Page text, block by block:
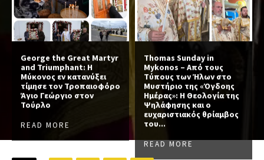
George the Great Martyr
and Triumphant: Η
Μύκονος εν κατανύξει
τίμησε τον Τροπαιοφόρο
Άγιο Γεώργιο στον
Τούρλο
READ MORE
Thomas Sunday in
Mykonos – Από τους
Τύπους των Ήλων στο
Μυστήριο της «Όγδοης
Ημέρας»: Η Θεολογία της
Ψηλάφησης και ο
ευχαριστιακός θρίαμβος
του...
READ MORE